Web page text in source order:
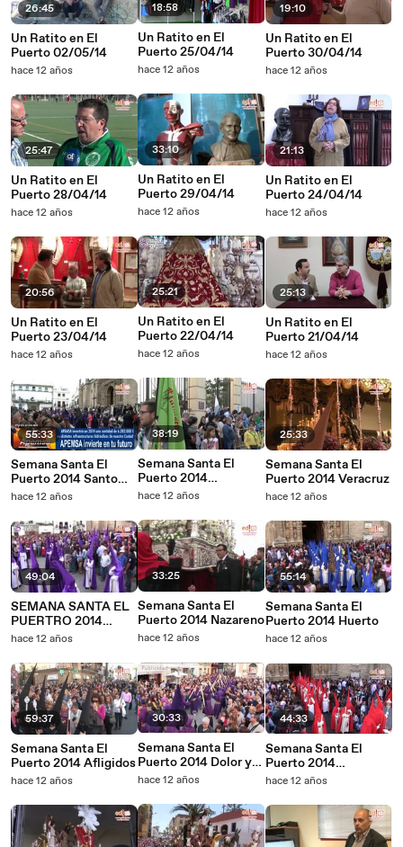
26:45
Un Ratito en El
Puerto 02/05/14
hace 12 años
25:47
Un Ratito en El
Puerto 28/04/14
hace 12 años
20:56
Un Ratito en El
Puerto 23/04/14
hace 12 años
55:33
Semana Santa El
Puerto 2014 Santo
Entierro
hace 12 años
49:04
SEMANA SANTA EL
PUERTRO 2014
HUMILDAD
hace 12 años
59:37
Semana Santa El
Puerto 2014 Afligidos
hace 12 años
18:58
Un Ratito en El
Puerto 25/04/14
hace 12 años
33:10
Un Ratito en El
Puerto 29/04/14
hace 12 años
25:21
Un Ratito en El
Puerto 22/04/14
hace 12 años
38:19
Semana Santa El
Puerto 2014
Resucitado
hace 12 años
33:25
Semana Santa El
Puerto 2014 Nazareno
hace 12 años
30:33
Semana Santa El
Puerto 2014 Dolor y
Sacrificio
hace 12 años
19:10
Un Ratito en El
Puerto 30/04/14
hace 12 años
21:13
Un Ratito en El
Puerto 24/04/14
hace 12 años
25:13
Un Ratito en El
Puerto 21/04/14
hace 12 años
25:33
Semana Santa El
Puerto 2014 Veracruz
hace 12 años
55:14
Semana Santa El
Puerto 2014 Huerto
hace 12 años
44:33
Semana Santa El
Puerto 2014
Misericordia
hace 12 años